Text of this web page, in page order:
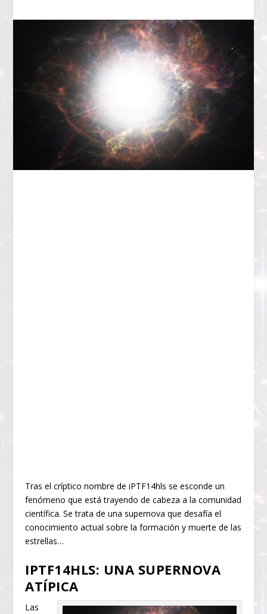
Tras el críptico nombre de iPTF14hls se esconde un
fenómeno que está trayendo de cabeza a la comunidad
científica. Se trata de una supernova que desafía el
conocimiento actual sobre la formación y muerte de las
estrellas…
IPTF14HLS: UNA SUPERNOVA
ATÍPICA
Las